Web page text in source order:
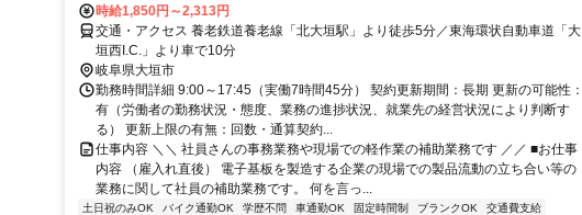
時給1,850円～2,313円
交通・アクセス 養老鉄道養老線「北大垣駅」より徒歩5分／東海環状自動車道「大
垣西I.C.」より車で10分
岐阜県大垣市
勤務時間詳細 9:00～17:45（実働7時間45分） 契約更新期間：長期 更新の可能性：
有（労働者の勤務状況・態度、業務の進捗状況、就業先の経営状況により判断す
る） 更新上限の有無：回数・通算契約...
仕事内容 ＼＼ 社員さんの事務業務や現場での軽作業の補助業務です ／／ ■お仕事
内容 （雇入れ直後） 電子基板を製造する企業の現場での製品流動の立ち合い等の
業務に関して社員の補助業務です。 何を言っ...
土日祝のみOK バイク通勤OK 学歴不問 車通勤OK 固定時間制 ブランクOK
交通費支給